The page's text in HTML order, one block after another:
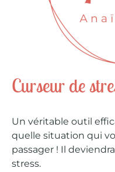
Curseur de
Un véritable outil
quelle situation qui
passager ! Il
stress.